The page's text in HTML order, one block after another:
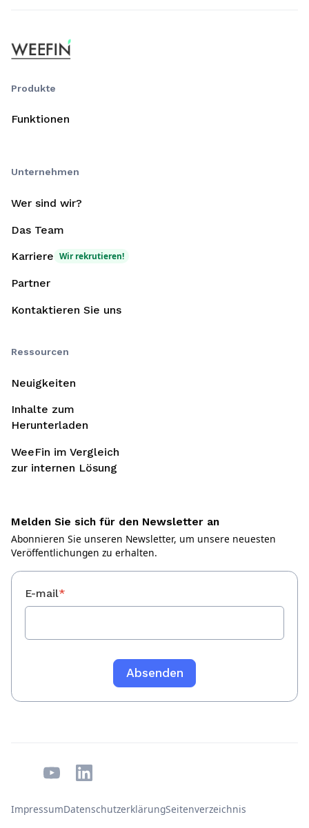
Produkte
Funktionen
Unternehmen
Wer sind wir?
Das Team
Karriere Wir rekrutieren!
Partner
Kontaktieren Sie uns
Ressourcen
Neuigkeiten
Inhalte zum
Herunterladen
WeeFin im Vergleich
zur internen Lösung
Melden Sie sich für den Newsletter an
Abonnieren Sie unseren Newsletter, um unsere neuesten
Veröffentlichungen zu erhalten.
E-mail*
ImpressumDatenschutzerklärungSeitenverzeichnis